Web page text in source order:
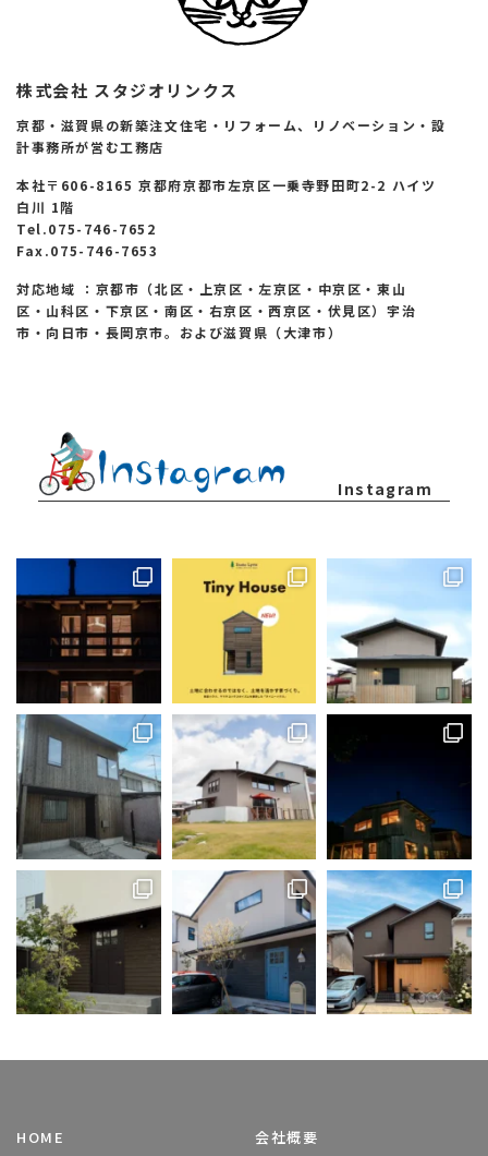
株式会社 スタジオリンクス
京都・滋賀県の新築注文住宅・リフォーム、リノベーション・設
計事務所が営む工務店
本社〒606-8165 京都府京都市左京区一乗寺野田町2-2 ハイツ
白川 1階
Tel.075-746-7652
Fax.075-746-7653
対応地域 ：京都市（北区・上京区・左京区・中京区・東山
区・山科区・下京区・南区・右京区・西京区・伏見区）宇治
市・向日市・長岡京市。および滋賀県（大津市）
Instagram
HOME 会社概要